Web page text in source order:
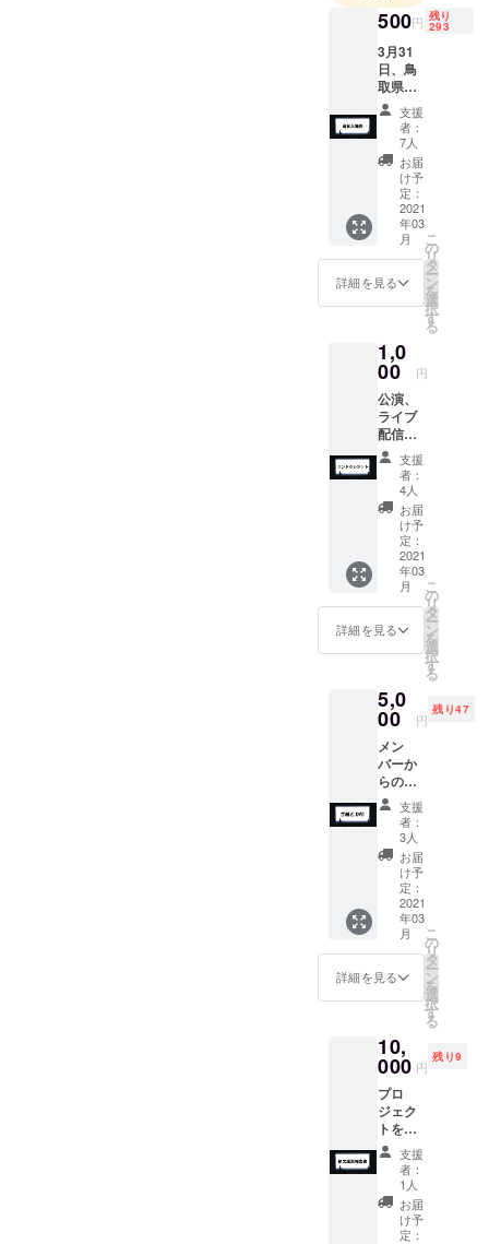
500円 残り
293
3月31
日、鳥
取県の
とりぎ
ん文化
会館小
ホール
にて開
催する
ミュー
ジカル
の入場
券。
支援
者：
7人
お届
け予
定：
2021
年03
月
詳細を見る
こ
の
リ
タ
ー
ン
を
選
択
す
る
1,0
00 円
公演、
ライブ
配信後
のエン
ドロー
ルに名
前を記
載しま
す。
支援
者：
4人
お届
け予
定：
2021
年03
月
詳細を見る
こ
の
リ
タ
ー
ン
を
選
択
す
る
5,0
00 円
残り47
メン
バーか
らの感
謝の手
紙と練
習風
景・当
日の様
子がま
とまっ
DVD。
支援
者：
3人
お届
け予
定：
2021
年03
月
詳細を見る
こ
の
リ
タ
ー
ン
を
選
択
す
る
10,
000 円
残り9
プロ
ジェク
トを通
しての
研究成
果をま
とめた
報告
書。
支援
者：
1人
お届
け予
定：